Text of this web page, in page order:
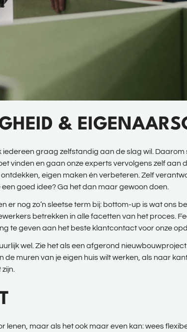
&
graag zelfstandig aan de slag wil.
vinden en gaan onze experts vervolgens zelf aan
eigen maken én verbeteren. Zelf
goed idee? Ga het dan maar gewoon doen.
er nog zo’n sleetse term bij: bottom-up is wat ons
betrekken in alle facetten van het proces.
te geven aan het beste klantcontact voor onze
wel. Zie het als een afgerond
de muren van je eigen huis wilt werken, als naar
lenen, maar als het ook maar even kan: wees